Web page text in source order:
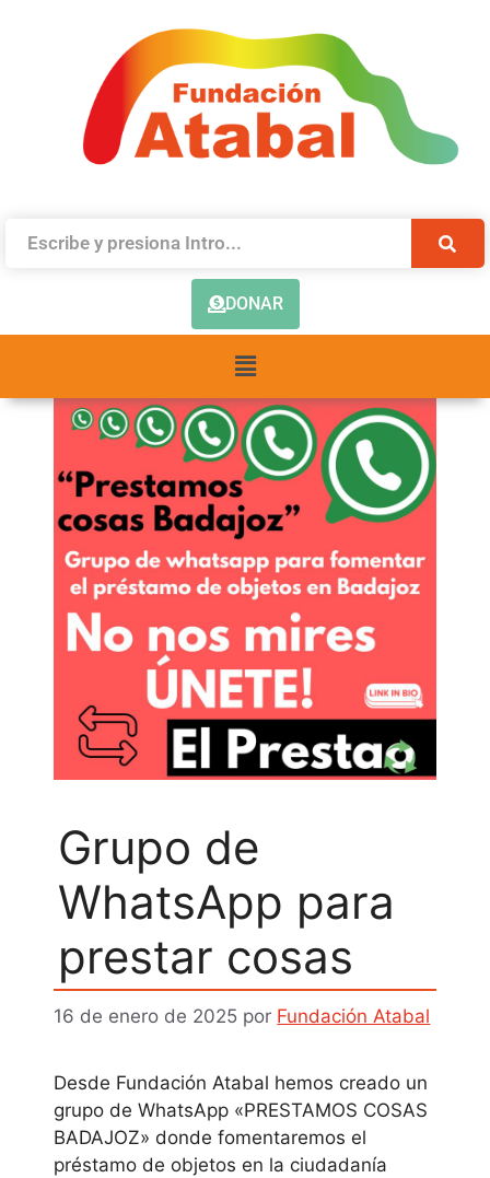
DONAR
Grupo de
WhatsApp para
prestar cosas
16 de enero de 2025 por Fundación Atabal
Desde Fundación Atabal hemos creado un
grupo de WhatsApp «PRESTAMOS COSAS
BADAJOZ» donde fomentaremos el
préstamo de objetos en la ciudadanía